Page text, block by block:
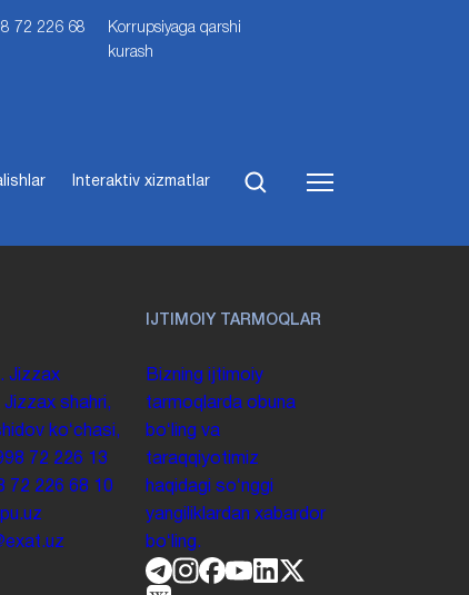
72 226 68
Korrupsiyaga qarshi
kurash
Interaktiv xizmatlar
Jizzax
shahri,
koʻchasi,
72 226 13
72 226 68 10
IJTIMOIY TARMOQLAR
Bizning ijtimoiy
tarmoqlarda obuna
boʻling va
taraqqiyotimiz
haqidagi soʻnggi
yangiliklardan xabardor
boʻling.